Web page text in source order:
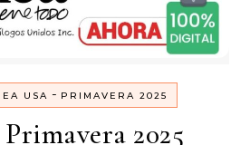
USA - PRIMAVERA 2025
2025